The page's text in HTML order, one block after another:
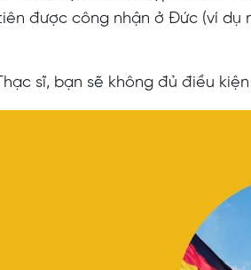
được công nhận ở Đức (ví dụ
sĩ, bạn sẽ không đủ điều